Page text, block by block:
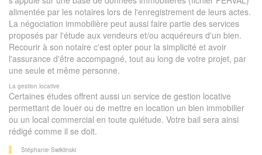
alimentée par les notaires lors de l'enregistrement de leurs actes.
La négociation immobilière peut aussi faire partie des services
proposés par l'étude aux vendeurs et/ou acquéreurs d'un bien.
Recourir à son notaire c'est opter pour la simplicité et avoir
l'assurance d'être accompagné, tout au long de votre projet, par
une seule et même personne.
La gestion locative
Certaines études offrent aussi un service de gestion locative
permettant de louer ou de mettre en location un bien immobilier
ou un local commercial en toute quiétude. Votre bail sera ainsi
rédigé comme il se doit.
Stéphanie Swiklinski